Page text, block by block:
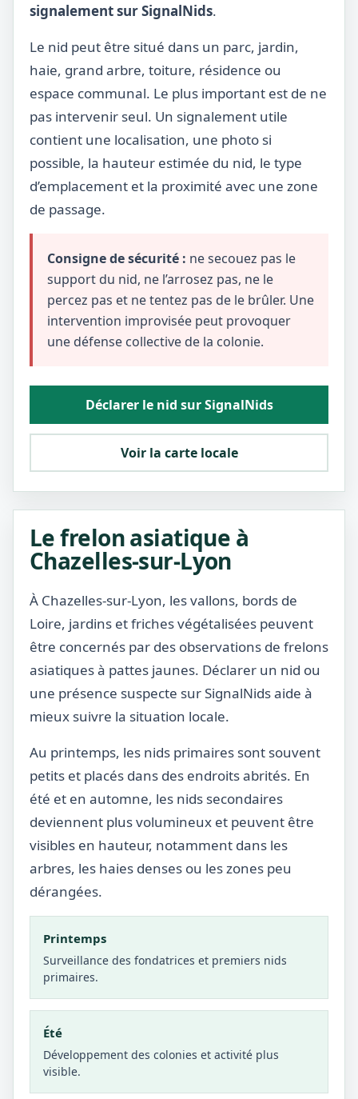
signalement sur SignalNids.
Le nid peut être situé dans un parc, jardin,
haie, grand arbre, toiture, résidence ou
espace communal. Le plus important est de ne
pas intervenir seul. Un signalement utile
contient une localisation, une photo si
possible, la hauteur estimée du nid, le type
d’emplacement et la proximité avec une zone
de passage.
Consigne de sécurité : ne secouez pas le
support du nid, ne l’arrosez pas, ne le
percez pas et ne tentez pas de le brûler. Une
intervention improvisée peut provoquer
une défense collective de la colonie.
Déclarer le nid sur SignalNids
Voir la carte locale
Le frelon asiatique à
Chazelles-sur-Lyon
À Chazelles-sur-Lyon, les vallons, bords de
Loire, jardins et friches végétalisées peuvent
être concernés par des observations de frelons
asiatiques à pattes jaunes. Déclarer un nid ou
une présence suspecte sur SignalNids aide à
mieux suivre la situation locale.
Au printemps, les nids primaires sont souvent
petits et placés dans des endroits abrités. En
été et en automne, les nids secondaires
deviennent plus volumineux et peuvent être
visibles en hauteur, notamment dans les
arbres, les haies denses ou les zones peu
dérangées.
Printemps
Surveillance des fondatrices et premiers nids
primaires.
Été
Développement des colonies et activité plus
visible.